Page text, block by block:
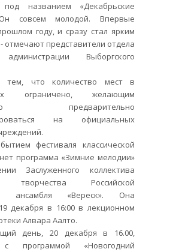
под названием «Декабрьские
совсем молодой. Впервые
году, и сразу стал ярким
отмечают представители отдела
Выборгского
что количество мест в
ограничено, желающим
предварительно
на официальных
фестиваля классической
программа «Зимние мелодии»
Заслуженного коллектива
творчества Российской
ансамбля «Вереск». Она
декабря в 16:00 в лекционном
Алвара Аалто.
день, 20 декабря в 16.00,
с программой «Новогодний